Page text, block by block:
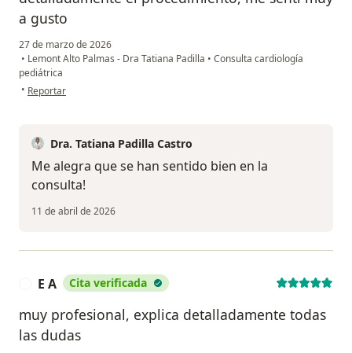
a gusto
27 de marzo de 2026
• Lemont Alto Palmas - Dra Tatiana Padilla • Consulta cardiología
pediátrica
• en opinión del usuario Br
Reportar
Dra. Tatiana Padilla Castro
Me alegra que se han sentido bien en la
consulta!
11 de abril de 2026
E A Cita verificada
muy profesional, explica detalladamente todas
las dudas